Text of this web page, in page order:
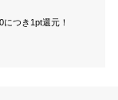
つき1pt還元！